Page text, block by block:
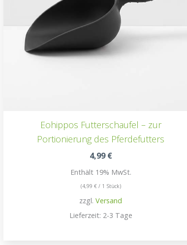
Eohippos Futterschaufel – zur
Portionierung des Pferdefutters
4,99€
Enthält 19% MwSt.
(4,99 €/ 1 Stück)
zzgl.Versand
Lieferzeit: 2-3 Tage